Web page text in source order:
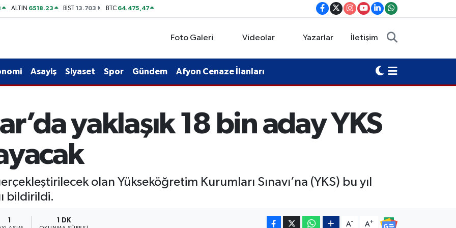
ALTIN 6518.23 BİST13.703 BTC 64.475,47
Foto Galeri Videolar Yazarlar İletişim
Asayiş Siyaset Spor Gündem Afyon Cenaze İlanları
yaklaşık 18 bin aday YKS
olan Yükseköğretim Kurumları Sınavı’na (YKS) bu yıl
bildirildi.
1 DK A- A+